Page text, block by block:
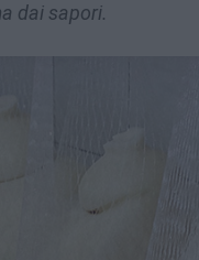
dai sapori.